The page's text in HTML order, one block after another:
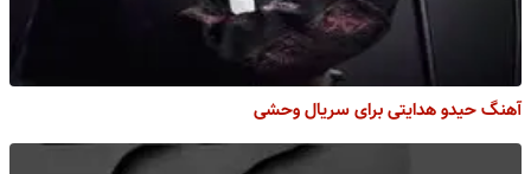
آهنگ حیدو هدایتی برای سریال وحشی